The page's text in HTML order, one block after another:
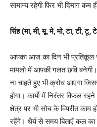
सामान्य रहेगी फिर भी दिमाग कम
सिंह (मा, मी, मू, मे, मो, टा, टी, टू,
आपका आज का दिन भी प्रतिकूल
मामलो में आपकी गलत छवि
ना चाहते हुए भी क्रोध आएगा
होगा। कार्यो में निरंतर विफल
क्षेत्र पर भी सोच के विपरीत
रहेंगे। धैर्य से समय बिताएँ कल का